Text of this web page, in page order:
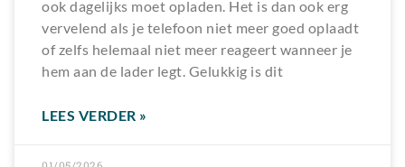
ook dagelijks moet opladen. Het is dan ook erg
vervelend als je telefoon niet meer goed oplaadt
of zelfs helemaal niet meer reageert wanneer je
hem aan de lader legt. Gelukkig is dit
LEES VERDER »